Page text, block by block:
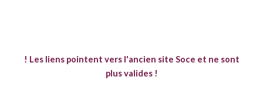
! Les liens pointent vers l'ancien site Soce et ne sont
plus valides !